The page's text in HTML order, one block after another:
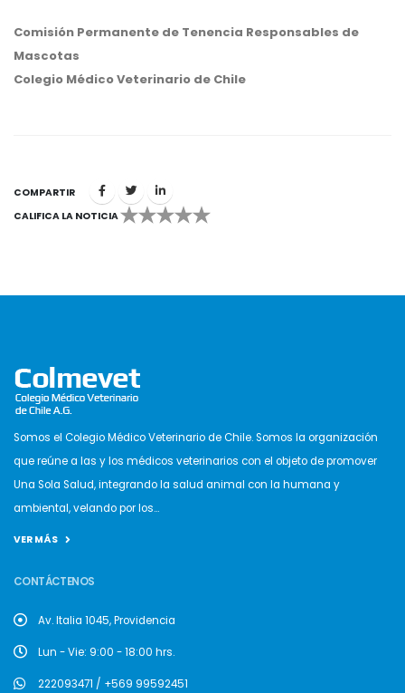
Comisión Permanente de Tenencia Responsables de
Mascotas
Colegio Médico Veterinario de Chile
COMPARTIR
CALIFICA LA NOTICIA
1 2 3 4 5
Somos el Colegio Médico Veterinario de Chile. Somos la organización
que reúne a las y los médicos veterinarios con el objeto de promover
Una Sola Salud, integrando la salud animal con la humana y
ambiental, velando por los...
VER MÁS
CONTÁCTENOS
Av. Italia 1045, Providencia
Lun - Vie: 9:00 - 18:00 hrs.
222093471 / +569 99592451